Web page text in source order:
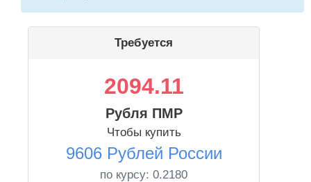
Требуется
2094.11
Рубля ПМР
Чтобы купить
9606 Рублей России
по курсу: 0.2180